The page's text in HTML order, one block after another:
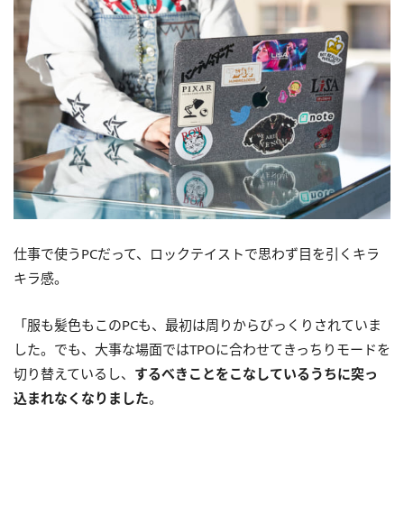
仕事で使うPCだって、ロックテイストで思わず目を引くキラ
キラ感。
「服も髪色もこのPCも、最初は周りからびっくりされていま
した。でも、大事な場面ではTPOに合わせてきっちりモードを
切り替えているし、 するべきことをこなしているうちに突っ
込まれなくなりました。